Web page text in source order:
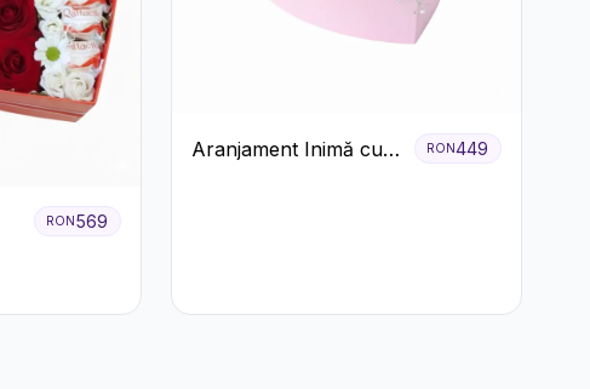
RON 569
Aranjament Inimă cu
RON 449